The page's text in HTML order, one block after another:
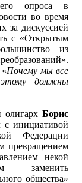
опроса в
во время
за дискуссией
с «Открытым
из
Почему мы все
должны
олигархБорис
с инициативой
Федерации
превращением
некой
заменить
общества»